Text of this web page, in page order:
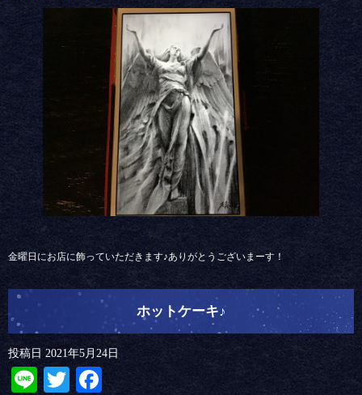
金曜日にお店に飾っていただきます♪ありがとうございまーす！
ホットケーキ♪
投稿日 2021年5月24日
LineTwitterFacebook